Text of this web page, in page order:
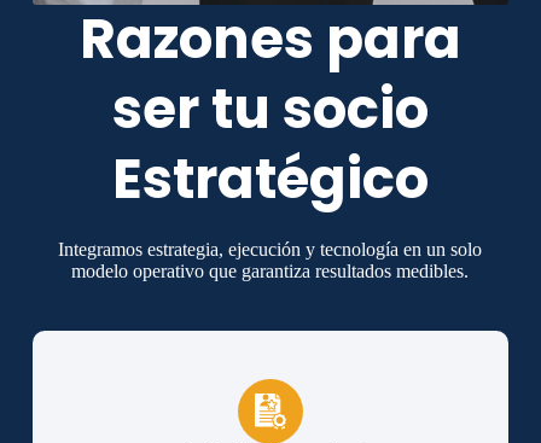
Razones para
ser tu socio
Estratégico
Integramos estrategia, ejecución y tecnología en un solo
modelo operativo que garantiza resultados medibles.